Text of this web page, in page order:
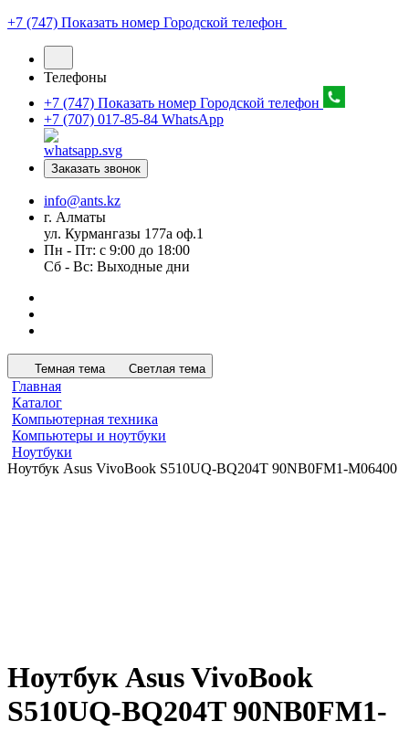
+7 (747) Показать номер Городской телефон
Телефоны
+7 (747) Показать номер Городской телефон
+7 (707) 017-85-84 WhatsApp
Заказать звонок
info@ants.kz
г. Алматы
ул. Курмангазы 177а оф.1
Пн - Пт: с 9:00 до 18:00
Сб - Вс: Выходные дни
Темная тема Светлая тема
Главная
Каталог
Компьютерная техника
Компьютеры и ноутбуки
Ноутбуки
Ноутбук Asus VivoBook S510UQ-BQ204T 90NB0FM1-M06400
Ноутбук Asus VivoBook
S510UQ-BQ204T 90NB0FM1-